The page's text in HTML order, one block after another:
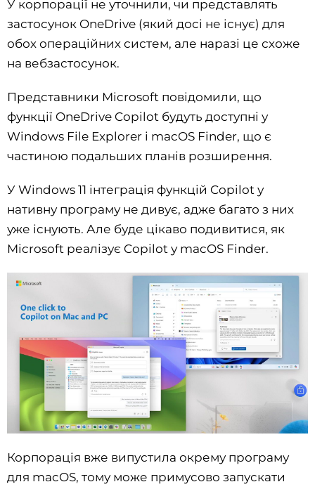
У корпорації не уточнили, чи представлять
застосунок OneDrive (який досі не існує) для
обох операційних систем, але наразі це схоже
на вебзастосунок.
Представники Microsoft повідомили, що
функції OneDrive Copilot будуть доступні у
Windows File Explorer і macOS Finder, що є
частиною подальших планів розширення.
У Windows 11 інтеграція функцій Copilot у
нативну програму не дивує, адже багато з них
уже існують. Але буде цікаво подивитися, як
Microsoft реалізує Copilot у macOS Finder.
Корпорація вже випустила окрему програму
для macOS, тому може примусово запускати